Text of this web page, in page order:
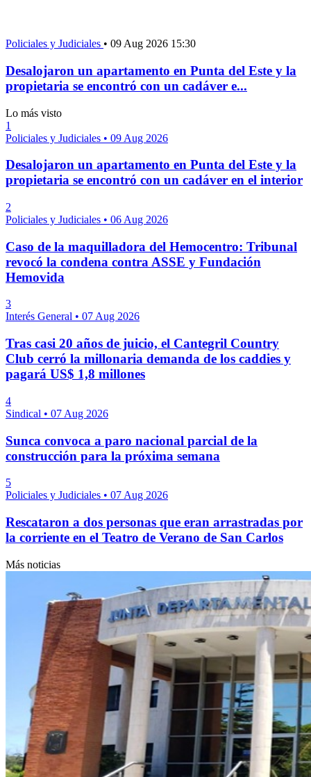
Policiales y Judiciales • 09 Aug 2026 15:30
Desalojaron un apartamento en Punta del Este y la
propietaria se encontró con un cadáver e...
Lo más visto
1
Policiales y Judiciales • 09 Aug 2026
Desalojaron un apartamento en Punta del Este y la
propietaria se encontró con un cadáver en el interior
2
Policiales y Judiciales • 06 Aug 2026
Caso de la maquilladora del Hemocentro: Tribunal
revocó la condena contra ASSE y Fundación
Hemovida
3
Interés General • 07 Aug 2026
Tras casi 20 años de juicio, el Cantegril Country
Club cerró la millonaria demanda de los caddies y
pagará US$ 1,8 millones
4
Sindical • 07 Aug 2026
Sunca convoca a paro nacional parcial de la
construcción para la próxima semana
5
Policiales y Judiciales • 07 Aug 2026
Rescataron a dos personas que eran arrastradas por
la corriente en el Teatro de Verano de San Carlos
Más noticias